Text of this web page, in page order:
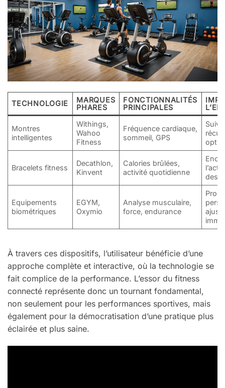
TECHNOLOGIE
MARQUES
PHARES
FONCTIONNALITÉS
PRINCIPALES
Montres
intelligentes
Withings,
Wahoo
Fitness
Fréquence cardiaque,
sommeil, GPS
Suivi
Bracelets fitness
Decathlon,
Kinvent
Calories brûlées,
activité quotidienne
des
Equipements
biométriques
EGYM,
Oxymio
Analyse musculaire,
force, endurance
À travers ces dispositifs, l’utilisateur bénéficie d’une
approche complète et interactive, où la technologie se
fait complice de la performance. L’essor du fitness
connecté représente donc un tournant fondamental,
non seulement pour les performances sportives, mais
également pour la démocratisation d’une pratique plus
éclairée et plus saine.